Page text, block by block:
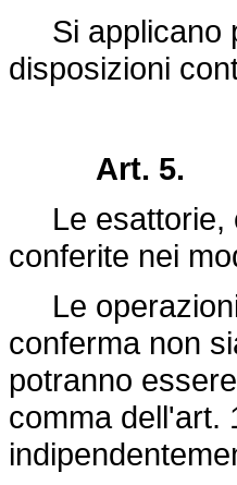
Si applicano
disposizioni
Art. 5.
Le esattorie,
conferite nei
Le operazioni
conferma non
potranno
comma dell'art.